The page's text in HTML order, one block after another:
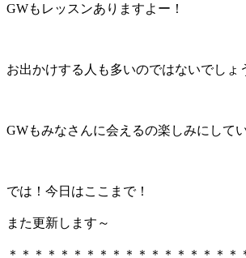
GWもレッスンありますよー！
お出かけする人も多いのではないでしょ
GWもみなさんに会えるの楽しみにして
では！今日はここまで！
また更新します～
＊＊＊＊＊＊＊＊＊＊＊＊＊＊＊＊＊＊